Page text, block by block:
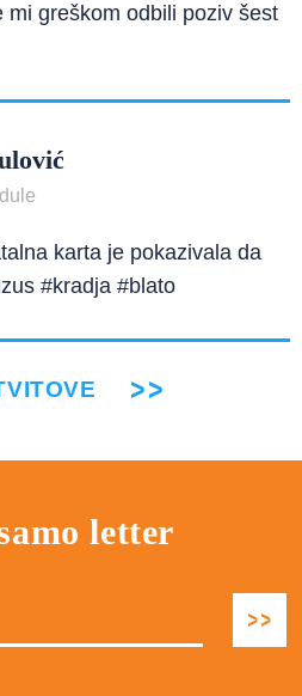
mi greškom odbili poziv šest
karta je pokazivala da
#kradja #blato
letter